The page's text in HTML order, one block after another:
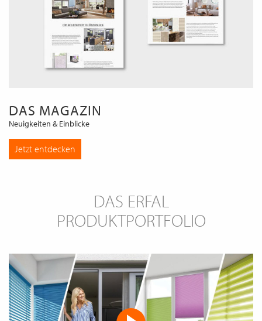
DAS MAGAZIN
Neuigkeiten & Einblicke
Jetzt entdecken
DAS ERFAL
PRODUKTPORTFOLIO